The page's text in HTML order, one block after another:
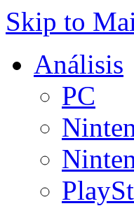
Skip to
Análisis
PC